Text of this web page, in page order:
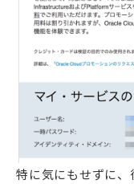
特に気にもせずに